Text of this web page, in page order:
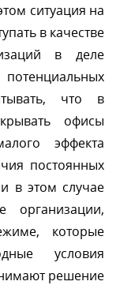
ситуация на
в качестве
в деле
что
офисы
эффекта
постоянных
в этом случае
организации,
которые
условия
решение